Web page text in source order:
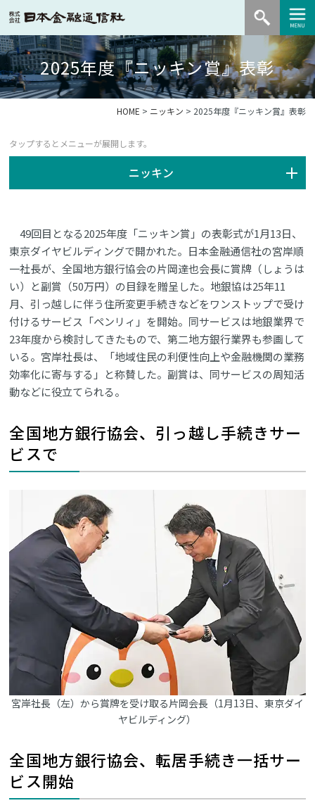
2025年度『ニッキン賞』表彰
HOME > ニッキン > 2025年度『ニッキン賞』表彰
ニッキン
49回目となる2025年度「ニッキン賞」の表彰式が1月13日、
東京ダイヤビルディングで開かれた。日本金融通信社の宮岸順
一社長が、全国地方銀行協会の片岡達也会長に賞牌（しょうは
い）と副賞（50万円）の目録を贈呈した。地銀協は25年11
月、引っ越しに伴う住所変更手続きなどをワンストップで受け
付けるサービス「ペンリィ」を開始。同サービスは地銀業界で
23年度から検討してきたもので、第二地方銀行業界も参画して
いる。宮岸社長は、「地域住民の利便性向上や金融機関の業務
効率化に寄与する」と称賛した。副賞は、同サービスの周知活
動などに役立てられる。
全国地方銀行協会、引っ越し手続きサー
ビスで
宮岸社長（左）から賞牌を受け取る片岡会長（1月13日、東京ダイ
ヤビルディング）
全国地方銀行協会、転居手続き一括サー
ビス開始